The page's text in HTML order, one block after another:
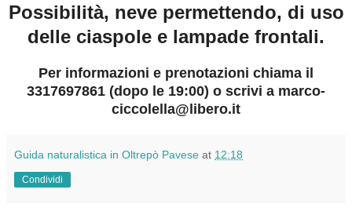
Possibilità, neve permettendo, di uso
delle ciaspole e lampade frontali.
Per informazioni e prenotazioni chiama il
3317697861 (dopo le 19:00) o scrivi a marco-
ciccolella@libero.it
Guida naturalistica in Oltrepò Pavese at 12:18
Condividi